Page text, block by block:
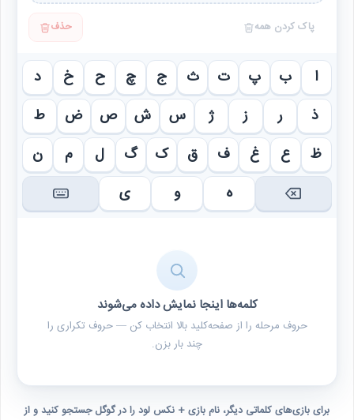
پاک کردن همه حذف
ا ب پ ت ث ج چ ح خ
د
ذ
ر ز ژ س ش ص ض
ط
ظ
ع غ ف ق ک گ ل م
ن
ه
و ی
کلمه‌ها اینجا نمایش داده می‌شوند
حروف مرحله را از صفحه‌کلید بالا انتخاب کن — حروف تکراری را
چند بار بزن.
برای بازی‌های کلماتی دیگر، نام بازی + نکس لود را در گوگل جستجو کنید و از